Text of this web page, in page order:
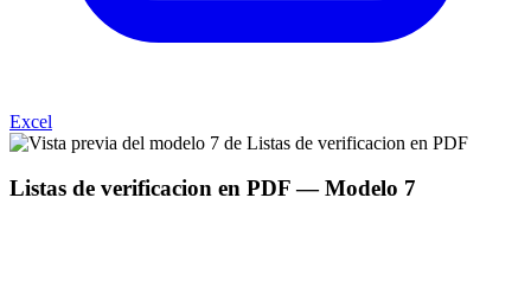
Excel
Listas de verificacion en PDF— Modelo 7